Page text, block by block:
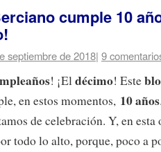
cumple 10
septiembre de 2018| 9
! ¡Eldécimo! Este
en estos momentos, 10 años
de celebración. Y, en
todo lo alto, porque, poco a